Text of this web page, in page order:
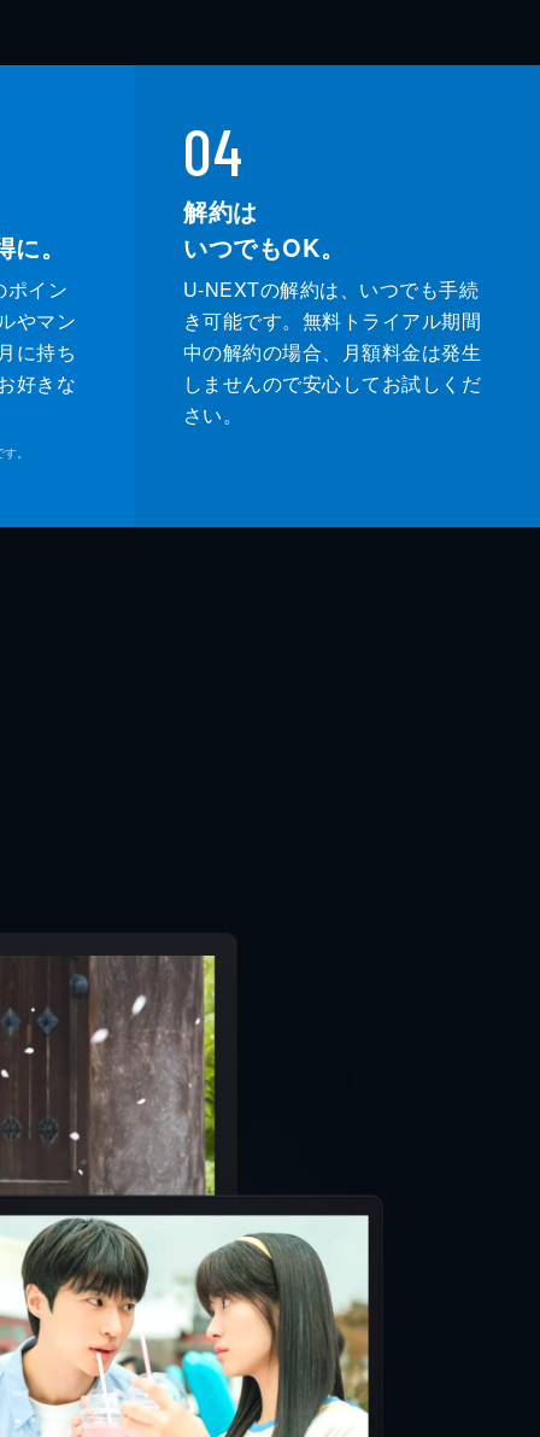
。
ポイン
やマン
に持ち
好きな
。
04
解約は
いつでもOK。
U-NEXTの解約は、いつでも手続
き可能です。無料トライアル期間
中の解約の場合、月額料金は発生
しませんので安心してお試しくだ
さい。